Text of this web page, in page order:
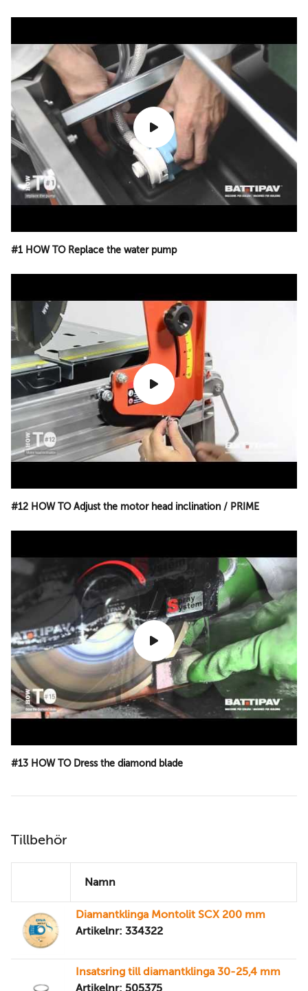
#1 HOW TO Replace the water pump
#12 HOW TO Adjust the motor head inclination / PRIME
#13 HOW TO Dress the diamond blade
Tillbehör
Namn
Diamantklinga Montolit SCX 200 mm
Artikelnr: 334322
Insatsring till diamantklinga 30-25,4 mm